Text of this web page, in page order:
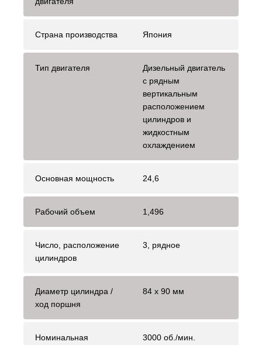
Страна производства Япония
Тип двигателя
Дизельный двигатель
с рядным
вертикальным
расположением
цилиндров и
жидкостным
охлаждением
Основная мощность 24,6
Рабочий объем 1,496
Число, расположение
цилиндров
3, рядное
Диаметр цилиндра /
ход поршня
84 x 90 мм
Номинальная
3000 об./мин.